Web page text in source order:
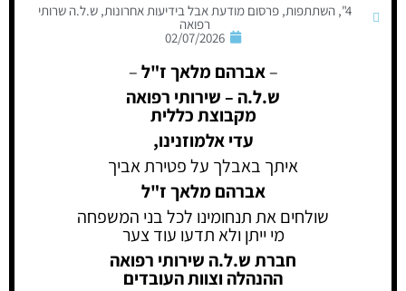
4"
,השתתפות,פרסום מודעת אבל בידיעות אחרונות,ש.ל.ה שרותי
רפואה
02/07/2026
–אברהם מלאך ז"ל–
ש.ל.ה – שירותי רפואה
מקבוצת כללית
עדי אלמוזנינו,
איתך באבלך על פטירת אביך
אברהם מלאך ז"ל
שולחים את תנחומינו לכל בני המשפחה
מי ייתן ולא תדעו עוד צער
חברת ש.ל.ה שירותי רפואה
ההנהלה וצוות העובדים